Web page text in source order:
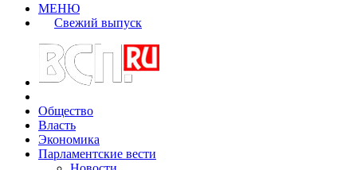
МЕНЮ
Свежий выпуск
Общество
Власть
Экономика
Парламентские вести